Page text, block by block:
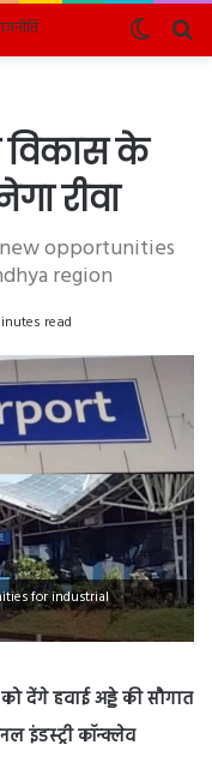
Switch
skin
विकास के
रीवा
opportunities
region
read
for industrial
को देंगे हवाई अड्डे की सौगात
इंडस्ट्री कॉन्क्लेव